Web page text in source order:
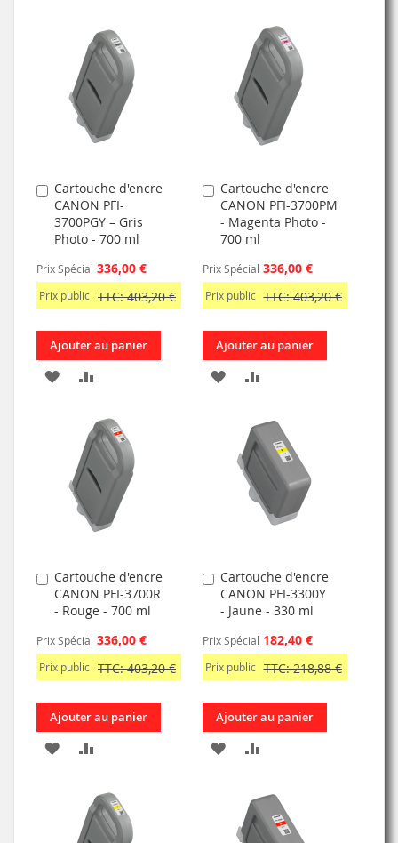
LISTE
D’ENVIE
COMPARATEUR
LISTE
D’ENVIE
COMPARATEUR
Cartouche d'encre
CANON PFI-
3700PGY – Gris
Photo - 700 ml
Prix Spécial 336,00 €
Prix public TTC: 403,20 €
Ajouter
au
panier
Ajouter au panier
AJOUTER
LISTE
D’ENVIE
COMPARATEUR
Cartouche d'encre
CANON PFI-3700PM
- Magenta Photo -
700 ml
Prix Spécial 336,00 €
Prix public TTC: 403,20 €
Ajouter
au
panier
Ajouter au panier
AJOUTER
LISTE
D’ENVIE
COMPARATEUR
Cartouche d'encre
CANON PFI-3700R
- Rouge - 700 ml
Prix Spécial 336,00 €
Prix public TTC: 403,20 €
Ajouter
au
panier
Ajouter au panier
AJOUTER
LISTE
COMPARATEUR
Cartouche d'encre
CANON PFI-3300Y
- Jaune - 330 ml
Prix Spécial 182,40 €
Prix public TTC: 218,88 €
Ajouter
au
panier
Ajouter au panier
AJOUTER
LISTE
COMPARATEUR